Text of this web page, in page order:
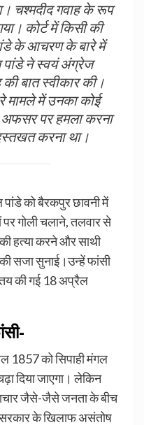
चश्मदीद गवाह के रूप
कोर्ट में किसी की
के आचरण के बारे में
पांडे ने स्वयं अंग्रेज
बात स्वीकार की।
मामले में उनका कोई
अफसर पर हमला करना
करना था।
को बैरकपुर छावनी में
गोली चलाने, तलवार से
हत्या करने और साथी
सजा सुनाई।उन्हें फांसी
की गई 18 अप्रैल
1857 को सिपाही मंगल
दिया जाएगा। लेकिन
जैसे-जैसे जनता के बीच
के खिलाफ असंतोष